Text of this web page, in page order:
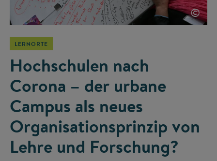
©
LERNORTE
Hochschulen nach
Corona – der urbane
Campus als neues
Organisationsprinzip von
Lehre und Forschung?